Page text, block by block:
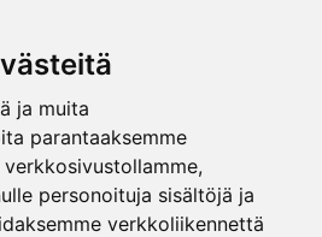
ja muita
parantaaksemme
personoituja sisältöjä ja
verkkoliikennettä